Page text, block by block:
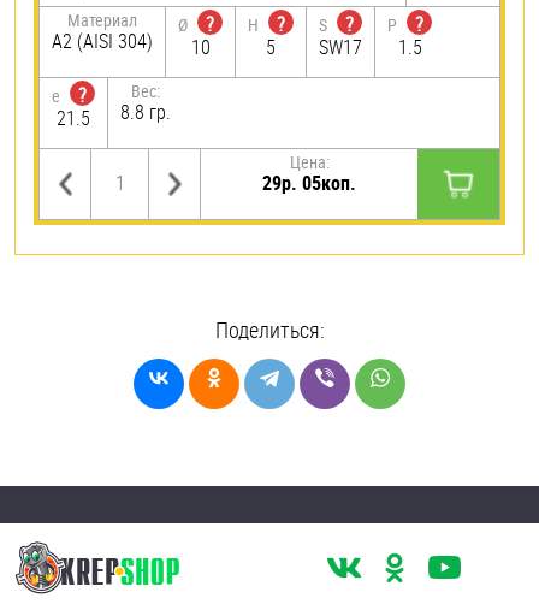
Материал
А2 (AISI 304)
Ø
?
10
H
?
5
S
?
SW17
P
?
1.5
e
?
21.5
Вес:
8.8 гр.
Цена:
29р. 05коп.
Поделиться: